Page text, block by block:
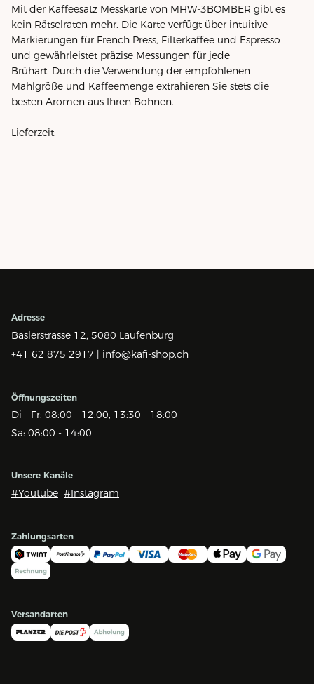
Mit der Kaffeesatz Messkarte von MHW-3BOMBER gibt es
kein Rätselraten mehr. Die Karte verfügt über intuitive
Markierungen für French Press, Filterkaffee und Espresso
und gewährleistet präzise Messungen für jede
Brühart. Durch die Verwendung der empfohlenen
Mahlgröße und Kaffeemenge extrahieren Sie stets die
besten Aromen aus Ihren Bohnen.
Lieferzeit:
Adresse
Baslerstrasse 12, 5080 Laufenburg
+41 62 875 2917 | info@kafi-shop.ch
Öffnungszeiten
Di - Fr: 08:00 - 12:00, 13:30 - 18:00
Sa: 08:00 - 14:00
Unsere Kanäle
#Youtube #Instagram
Zahlungsarten
Versandarten